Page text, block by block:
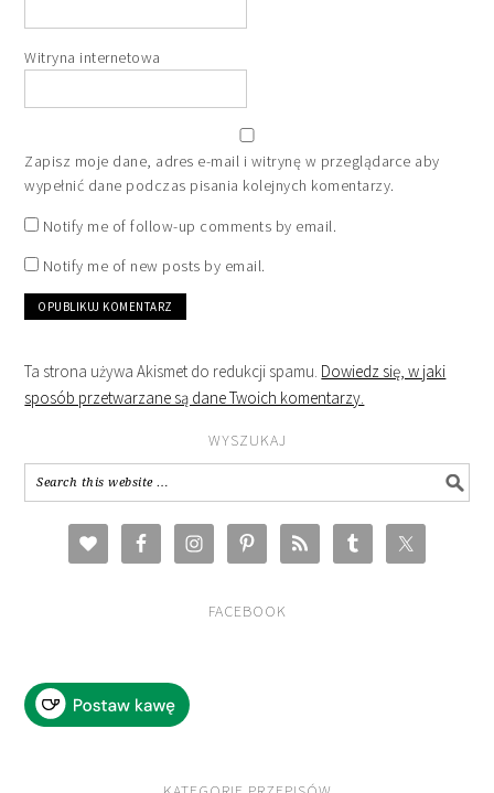
Witryna internetowa
Zapisz moje dane, adres e-mail i witrynę w przeglądarce aby
wypełnić dane podczas pisania kolejnych komentarzy.
Notify me of follow-up comments by email.
Notify me of new posts by email.
Ta strona używa Akismet do redukcji spamu. Dowiedz się, w jaki
sposób przetwarzane są dane Twoich komentarzy.
WYSZUKAJ
FACEBOOK